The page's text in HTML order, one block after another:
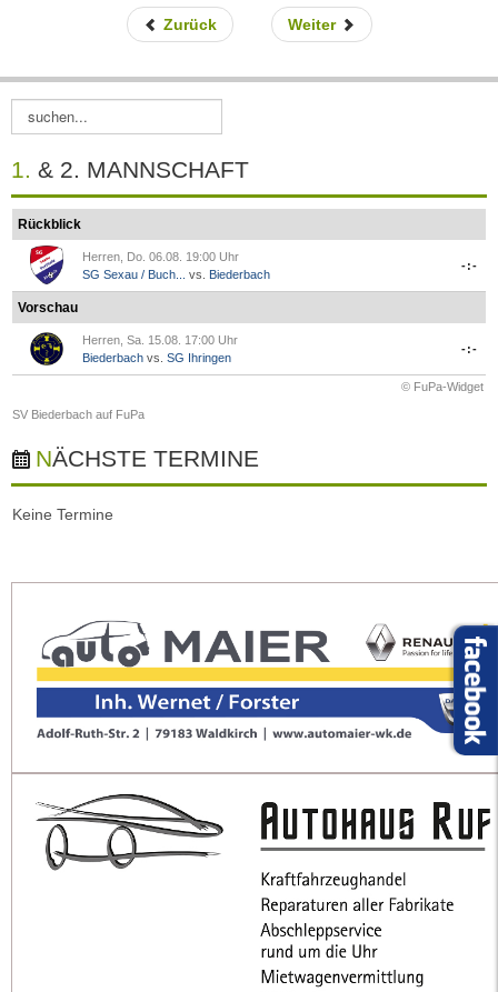
Zurück Weiter
u
h
e
n
.
1. & 2. MANNSCHAFT
Rückblick
Herren, Do. 06.08. 19:00 Uhr
SG Sexau / Buch...
vs. Biederbach
-:-
Vorschau
Herren, Sa. 15.08. 17:00 Uhr
Biederbach vs. SG Ihringen
-:-
© FuPa-Widget
SV Biederbach auf FuPa
NÄCHSTE TERMINE
Keine Termine